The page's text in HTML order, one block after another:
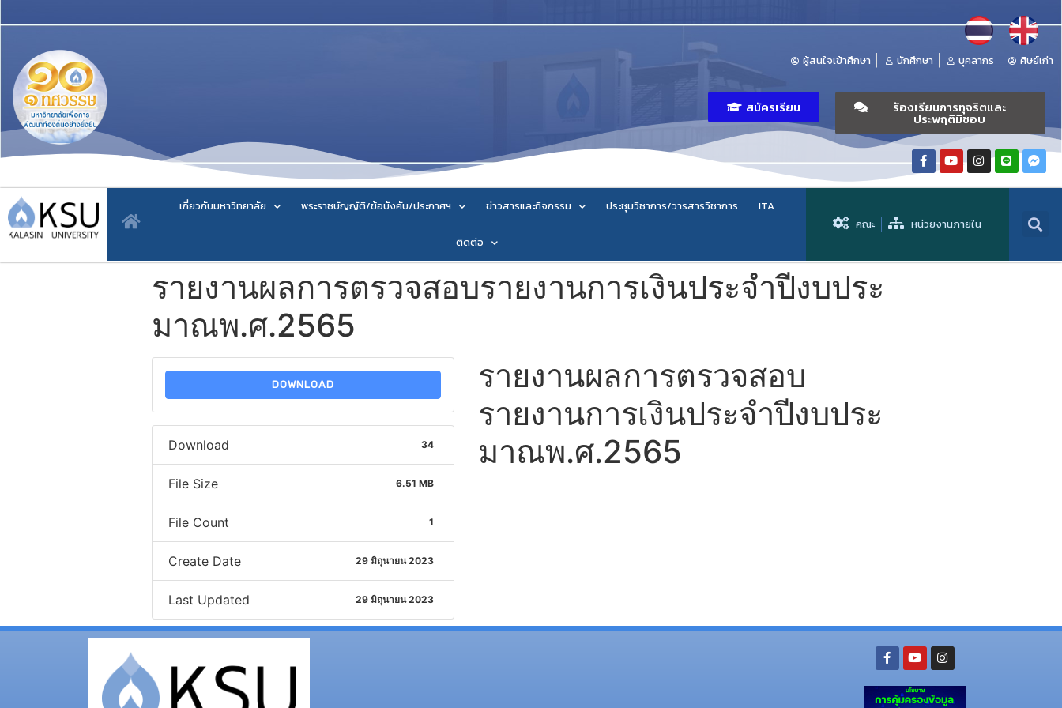
ผู้สนใจเข้าศึกษา นักศึกษา บุคลากร ศิษย์เก่า
สมัครเรียน ร้องเรียนการทุจริตและ
ประพฤติมิชอบ
เกี่ยวกับมหาวิทยาลัย พระราชบัญญัติ/ข้อบังคับ/ประกาศฯ ข่าวสารและกิจกรรม ประชุมวิชาการ/วารสารวิชาการ ITA
ติดต่อ
คณะ หน่วยงานภายใน
รายงานผลการตรวจสอบรายงานการเงินประจำปีงบประ
มาณพ.ศ.2565
DOWNLOAD
Download 34
File Size 6.51 MB
File Count 1
Create Date 29 มิถุนายน 2023
Last Updated 29 มิถุนายน 2023
รายงานผลการตรวจสอบ
รายงานการเงินประจำปีงบประ
มาณพ.ศ.2565